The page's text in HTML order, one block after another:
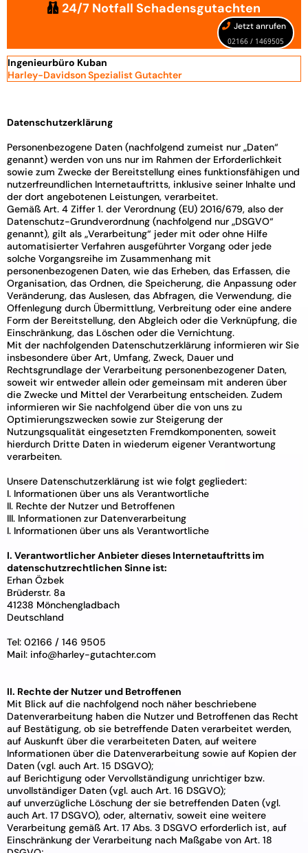
24/7 Notfall Schadensgutachten
Jetzt anrufen
02166 / 1469505
Ingenieurbüro Kuban
Harley-Davidson Spezialist Gutachter
Datenschutzerklärung
Personenbezogene Daten (nachfolgend zumeist nur „Daten“
genannt) werden von uns nur im Rahmen der Erforderlichkeit
sowie zum Zwecke der Bereitstellung eines funktionsfähigen und
nutzerfreundlichen Internetauftritts, inklusive seiner Inhalte und
der dort angebotenen Leistungen, verarbeitet.
Gemäß Art. 4 Ziffer 1. der Verordnung (EU) 2016/679, also der
Datenschutz-Grundverordnung (nachfolgend nur „DSGVO“
genannt), gilt als „Verarbeitung“ jeder mit oder ohne Hilfe
automatisierter Verfahren ausgeführter Vorgang oder jede
solche Vorgangsreihe im Zusammenhang mit
personenbezogenen Daten, wie das Erheben, das Erfassen, die
Organisation, das Ordnen, die Speicherung, die Anpassung oder
Veränderung, das Auslesen, das Abfragen, die Verwendung, die
Offenlegung durch Übermittlung, Verbreitung oder eine andere
Form der Bereitstellung, den Abgleich oder die Verknüpfung, die
Einschränkung, das Löschen oder die Vernichtung.
Mit der nachfolgenden Datenschutzerklärung informieren wir Sie
insbesondere über Art, Umfang, Zweck, Dauer und
Rechtsgrundlage der Verarbeitung personenbezogener Daten,
soweit wir entweder allein oder gemeinsam mit anderen über
die Zwecke und Mittel der Verarbeitung entscheiden. Zudem
informieren wir Sie nachfolgend über die von uns zu
Optimierungszwecken sowie zur Steigerung der
Nutzungsqualität eingesetzten Fremdkomponenten, soweit
hierdurch Dritte Daten in wiederum eigener Verantwortung
verarbeiten.
Unsere Datenschutzerklärung ist wie folgt gegliedert:
I. Informationen über uns als Verantwortliche
II. Rechte der Nutzer und Betroffenen
III. Informationen zur Datenverarbeitung
I. Informationen über uns als Verantwortliche
I. Verantwortlicher Anbieter dieses Internetauftritts im
datenschutzrechtlichen Sinne ist:
Erhan Özbek
Brüderstr. 8a
41238 Mönchengladbach
Deutschland
Tel: 02166 / 146 9505
Mail: info@harley-gutachter.com
II. Rechte der Nutzer und Betroffenen
Mit Blick auf die nachfolgend noch näher beschriebene
Datenverarbeitung haben die Nutzer und Betroffenen das Recht
auf Bestätigung, ob sie betreffende Daten verarbeitet werden,
auf Auskunft über die verarbeiteten Daten, auf weitere
Informationen über die Datenverarbeitung sowie auf Kopien der
Daten (vgl. auch Art. 15 DSGVO);
auf Berichtigung oder Vervollständigung unrichtiger bzw.
unvollständiger Daten (vgl. auch Art. 16 DSGVO);
auf unverzügliche Löschung der sie betreffenden Daten (vgl.
auch Art. 17 DSGVO), oder, alternativ, soweit eine weitere
Verarbeitung gemäß Art. 17 Abs. 3 DSGVO erforderlich ist, auf
Einschränkung der Verarbeitung nach Maßgabe von Art. 18